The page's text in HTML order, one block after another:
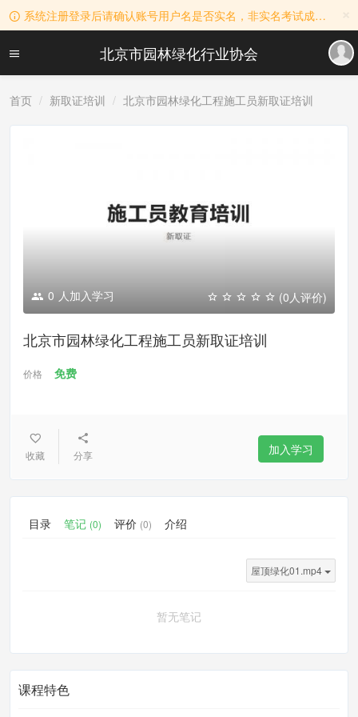
系统注册登录后请确认账号用户名是否实名，非实名考试成绩无效！用户名实名规则：真实姓名+公司名称。
北京市园林绿化行业协会
首页 新取证培训 北京市园林绿化工程施工员新取证培训
0 人加入学习 (0人评价)
北京市园林绿化工程施工员新取证培训
价格 免费
收藏 分享 加入学习
目录 笔记 (0) 评价 (0) 介绍
屋顶绿化01.mp4
暂无笔记
课程特色